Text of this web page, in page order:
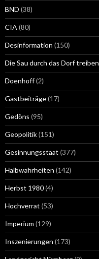
BND (38)
CIA (80)
Desinformation (150)
Die Sau durch das Dorf treiben
Doenhoff(2)
Gastbeiträge(17)
Gedöns (95)
Geopolitik(151)
Gesinnungsstaat (377)
Halbwahrheiten (142)
Herbst 1980(4)
Hochverrat (53)
Imperium (129)
Inszenierungen (173)